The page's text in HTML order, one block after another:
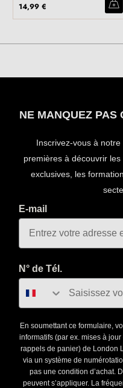
14,99 €
NE MANQUEZ PAS
Inscrivez-vous à
premières à découvrir
exclusives, les
E-mail
N° de Tél.
En soumettant ce formulaire,
informatifs (par ex. mises à
rappels de panier) de London
via un système de
pas une condition d’achat.
peuvent s’appliquer. La